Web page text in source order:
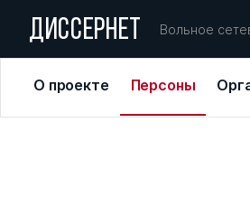
ДИССЕРНЕТ Вольное
О проекте Персоны